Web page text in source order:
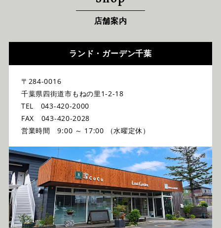
店舗案内
ランド・ガーデン千葉
〒284-0016
千葉県四街道市もねの里1-2-18
TEL 043-420-2000
FAX 043-420-2028
営業時間 9:00 ～ 17:00 （水曜定休）